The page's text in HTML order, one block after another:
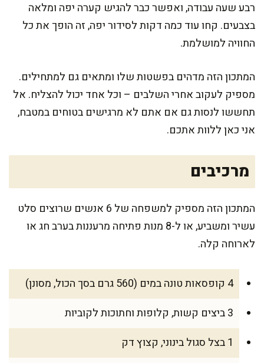
רבע שעה עבודה, ואפשר כבר להגיש קערה יפה ומלאה
בצבעים. קחו עוד כמה דקות לסידור יפה, זה הופך את כל
החוויה למושלמת.
המתכון הזה מדהים בפשטות שלו ומתאים גם למתחילים.
מספיק לעקוב אחרי השלבים – וכל אחד יכול להצליח. אל
תחששו לנסות גם אם אתם לא מרגישים בטוחים במטבח,
אני כאן ללוות אתכם.
מרכיבים
המתכון הזה מספיק למשפחה של 6 אנשים שרוצים סלט
עשיר ומשביע, או ל-8 מנות פתיחה מרעננות בערב חג או
לארוחה קלה.
4 קופסאות טונה במים (560 גרם בסך הכול, מסונן)
3 ביצים קשות, קלופות וחתוכות לקוביות
1 בצל סגול בינוני, קצוץ דק